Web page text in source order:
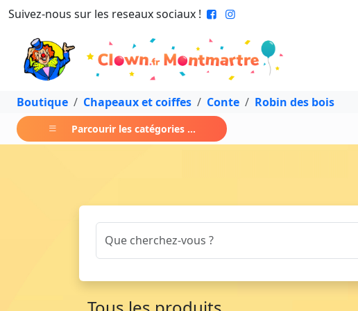
Suivez-nous sur les reseaux sociaux !
Boutique Chapeaux et coiffes Conte Robin des bois
Parcourir les catégories ...